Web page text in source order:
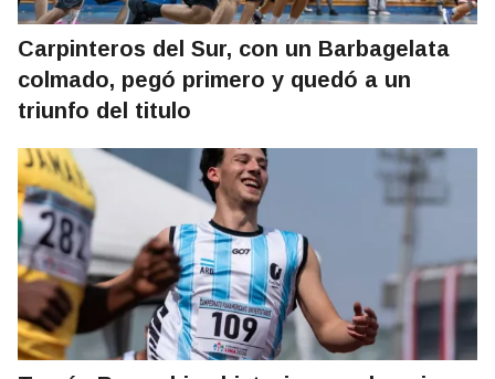
Carpinteros del Sur, con un Barbagelata
colmado, pegó primero y quedó a un
triunfo del titulo